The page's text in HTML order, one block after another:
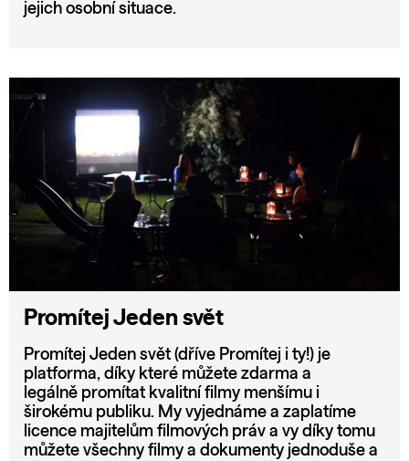
jejich osobní situace.
Promítej Jeden svět
Promítej Jeden svět (dříve Promítej i ty!) je
platforma, díky které můžete zdarma a
legálně promítat kvalitní filmy menšímu i
širokému publiku. My vyjednáme a zaplatíme
licence majitelům filmových práv a vy díky tomu
můžete všechny filmy a dokumenty jednoduše a